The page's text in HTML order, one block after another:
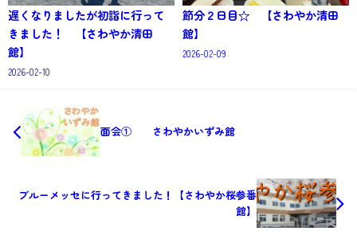
遅くなりましたが初詣に行って
きました！ 【さわやか清田
館】
2026-02-10
節分２日目☆ 【さわやか清田
館】
2026-02-09
面会① さわやかいずみ館
ブルーメッセに行ってきました！【さわやか桜参番
館】